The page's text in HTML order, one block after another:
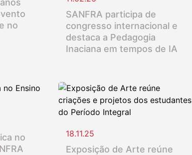
no
SANFRA participa de
congresso internacional e
destaca a Pedagogia
Inaciana em tempos de IA
no
18.11.25
Exposição de Arte reúne